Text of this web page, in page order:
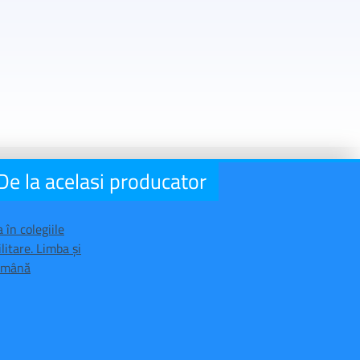
la acelasi producator